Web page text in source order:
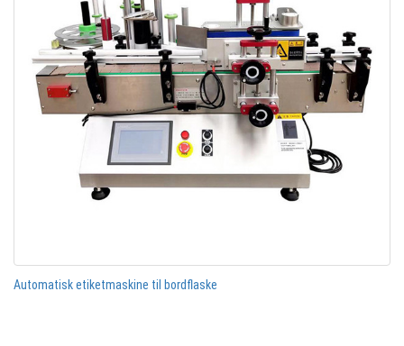
Automatisk etiketmaskine til bordflaske